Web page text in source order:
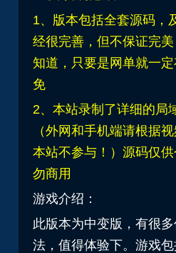
1、版本包括全套源码，
经很完善，但不保证完
知道，只要是网单就一
免
2、本站录制了详细的局
（外网和手机端请根据
本站不参与！）源码仅
勿商用
游戏介绍：
此版本为中变版，有很
法，值得体验下。游戏